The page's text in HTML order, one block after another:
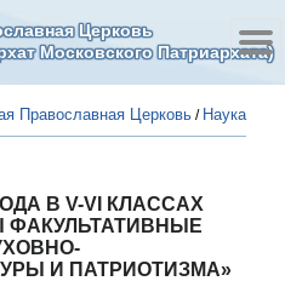
Церковь
Московского Патриархата)
Православная Церковь / Наука
В V-VI КЛАССАХ
ФАКУЛЬТАТИВНЫЕ
И ПАТРИОТИЗМА»